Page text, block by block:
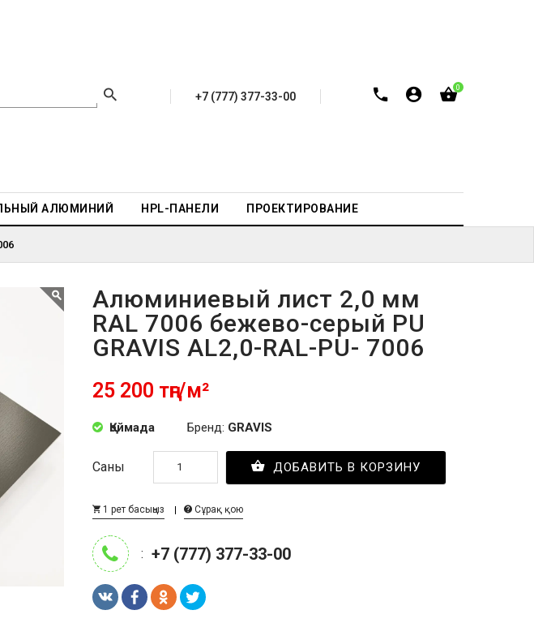
+7 (777) 377-33-00
0
АЛЮМИНИЙ HPL-ПАНЕЛИ ПРОЕКТИРОВАНИЕ
Алюминиевый лист 2,0 мм
RAL 7006 бежево-серый PU
GRAVIS AL2,0-RAL-PU- 7006
25 200 тңг/м²
Қоймада Бренд: GRAVIS
Саны ДОБАВИТЬ В КОРЗИНУ
1 рет басыңыз Сұрақ қою
: +7 (777) 377-33-00